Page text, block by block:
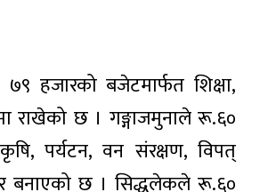
हजारको बजेटमार्फत शिक्षा,
राखेको छ । गङ्गाजमुनाले रू.६०
पर्यटन, वन संरक्षण, विपत्
बनाएको छ । सिद्धलेकले रू.६०